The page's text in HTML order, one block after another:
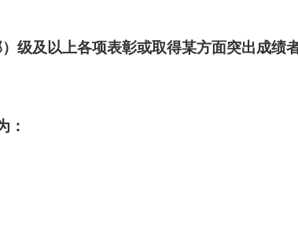
级及以上各项表彰或取得某方面突出成绩
：